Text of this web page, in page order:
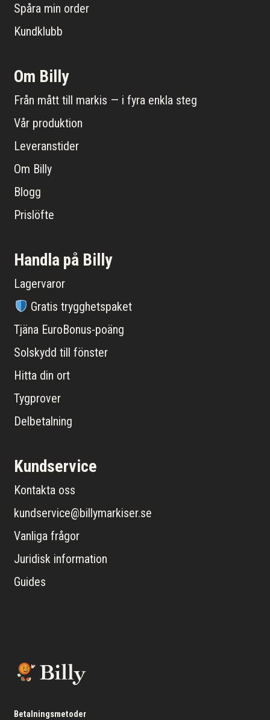
Spåra min order
Kundklubb
Om Billy
Från mått till markis — i fyra enkla steg
Vår produktion
Leveranstider
Om Billy
Blogg
Prislöfte
Handla på Billy
Lagervaror
Gratis trygghetspaket
Tjäna EuroBonus-poäng
Solskydd till fönster
Hitta din ort
Tygprover
Delbetalning
Kundservice
Kontakta oss
kundservice@billymarkiser.se
Vanliga frågor
Juridisk information
Guides
Betalningsmetoder